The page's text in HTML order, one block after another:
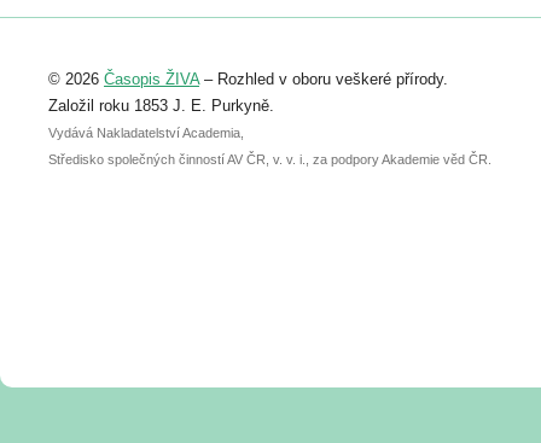
Registrovat se můžete do 6. září.
abstraktu přihlášené přednášky nebo
posteru je už 30. června.
© 2026 Časopis ŽIVA– Rozhled v oboru veškeré přírody.
Založil roku 1853 J. E. Purkyně.
Vydává Nakladatelství Academia,
Středisko společných činností AV ČR, v. v. i., za podpory Akademie věd ČR.